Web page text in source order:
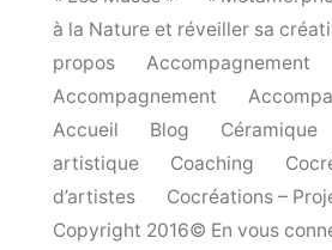
à la Nature et réveiller sa
propos
Accompagnement
Accompagnement
Accueil
Blog Céramique
artistique
Coaching
d’artistes
Cocréations –
Copyright 2016© En vous